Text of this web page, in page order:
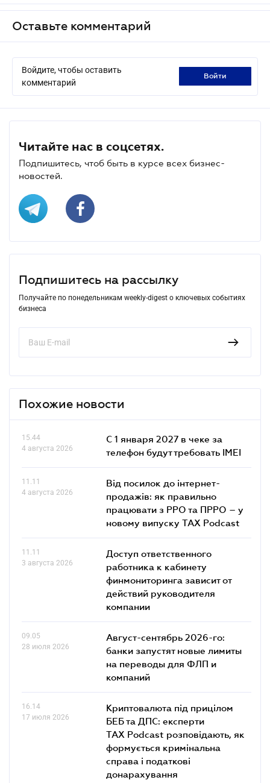
Оставьте комментарий
Войдите, чтобы оставить
комментарий
войти
Читайте нас в соцсетях.
Подпишитесь, чтоб быть в курсе всех бизнес-
новостей.
Подпишитесь на рассылку
Получайте по понедельникам weekly-digest о ключевых событиях
бизнеса
Похожие новости
15.44
4 августа 2026
С 1 января 2027 в чеке за
телефон будут требовать IMEI
11.11
4 августа 2026
Від посилок до інтернет-
продажів: як правильно
працювати з РРО та ПРРО – у
новому випуску TAX Podcast
11.11
3 августа 2026
Доступ ответственного
работника к кабинету
финмониторинга зависит от
действий руководителя
компании
09.05
28 июля 2026
Август-сентябрь 2026-го:
банки запустят новые лимиты
на переводы для ФЛП и
компаний
16.14
17 июля 2026
Криптовалюта під прицілом
БЕБ та ДПС: експерти
TAX Podcast розповідають, як
формується кримінальна
справа і податкові
донарахування